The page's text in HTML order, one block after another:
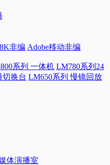
非编 Adobe移动非编
系列 一体机 LM780系列24
切换台 LM650系列 慢镜回放
体演播室